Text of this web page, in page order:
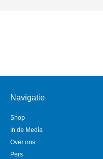
Navigatie
Shop
In de Media
Over ons
Pers